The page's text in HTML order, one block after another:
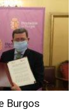
Burgos